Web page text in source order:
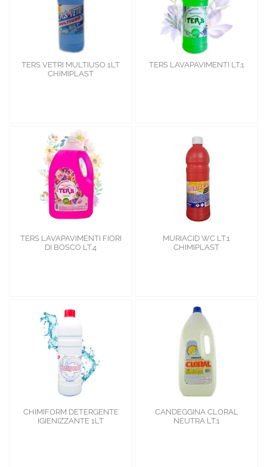
TERS VETRI MULTIUSO 1LT
CHIMIPLAST
TERS LAVAPAVIMENTI LT.1
TERS LAVAPAVIMENTI FIORI
DI BOSCO LT.4
MURIACID WC LT.1
CHIMIPLAST
CHIMIFORM DETERGENTE
IGIENIZZANTE 1LT
CANDEGGINA CLORAL
NEUTRA LT.1